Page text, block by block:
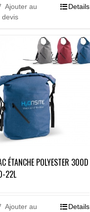
Ajouter au
devis
Details
ÉTANCHE POLYESTER 300D
22L
Ajouter au
Details